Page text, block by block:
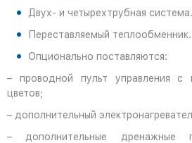
Двух- и четырехтрубная система.
Переставляемый теплообменник.
Опционально поставляются:
– проводной пульт управления с
цветов;
– дополнительный
– дополнительные